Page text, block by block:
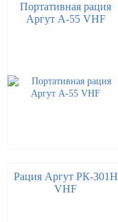
Портативная рация
Аргут А-55 VHF
Рация Аргут РК-301Н
VHF